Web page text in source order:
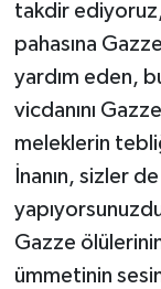
takdir
pahasına
yardım eden,
vicdanını
meleklerin
İnanın, sizler
Gazze
ümmetinin